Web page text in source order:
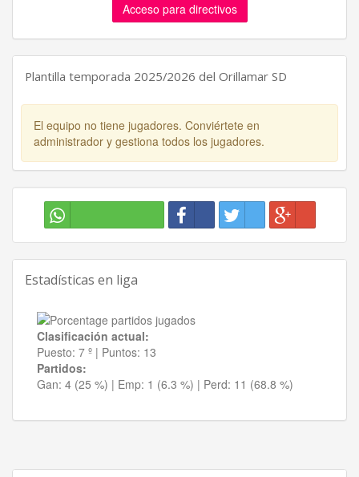
Acceso para directivos
Plantilla temporada 2025/2026 del Orillamar SD
El equipo no tiene jugadores. Conviértete en
administrador y gestiona todos los jugadores.
Estadísticas en liga
Clasificación actual:
Puesto: 7 º | Puntos: 13
Partidos:
Gan: 4 (25 %) | Emp: 1 (6.3 %) | Perd: 11 (68.8 %)